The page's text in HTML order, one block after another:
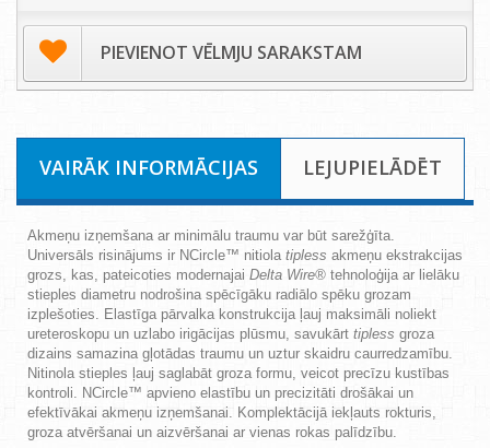
PIEVIENOT VĒLMJU SARAKSTAM
VAIRĀK INFORMĀCIJAS LEJUPIELĀDĒT
Akmeņu izņemšana ar minimālu traumu var būt sarežģīta.
Universāls risinājums ir NCircle™ nitiola tipless akmeņu ekstrakcijas
grozs, kas, pateicoties modernajai Delta Wire® tehnoloģija ar lielāku
stieples diametru nodrošina spēcīgāku radiālo spēku grozam
izplešoties. Elastīga pārvalka konstrukcija ļauj maksimāli noliekt
ureteroskopu un uzlabo irigācijas plūsmu, savukārt tipless groza
dizains samazina gļotādas traumu un uztur skaidru caurredzamību.
Nitinola stieples ļauj saglabāt groza formu, veicot precīzu kustības
kontroli. NCircle™ apvieno elastību un precizitāti drošākai un
efektīvākai akmeņu izņemšanai. Komplektācijā iekļauts rokturis,
groza atvēršanai un aizvēršanai ar vienas rokas palīdzību.